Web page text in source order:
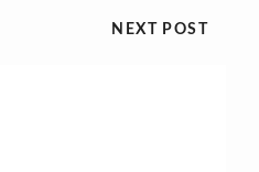
NEXT POST